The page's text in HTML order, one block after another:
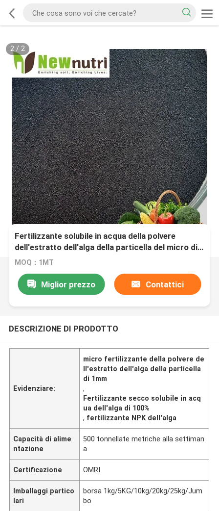
2/ 2
Fertilizzante solubile in acqua della polvere
dell'estratto dell'alga della particella del micro di
100% 1mm
MOQ：1MT
Miglior prezzo Contattici
DESCRIZIONE DI PRODOTTO
Evidenziare:
micro fertilizzante della polvere de
ll'estratto dell'alga della particella
di 1mm
,
Fertilizzante secco solubile in acq
ua dell'alga di 100%
, fertilizzante NPK dell'alga
Capacità di alime
ntazione
500 tonnellate metriche alla settiman
a
Certificazione OMRI
Imballaggi partico
lari
borsa 1kg/5KG/10kg/20kg/25kg/Jum
bo